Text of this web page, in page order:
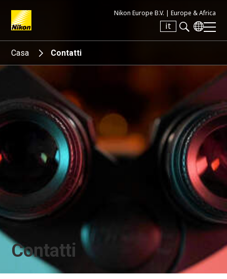
Nikon Europe B.V. | Europe & Africa
it
Search keyword(s)
Casa Contatti
Contatti